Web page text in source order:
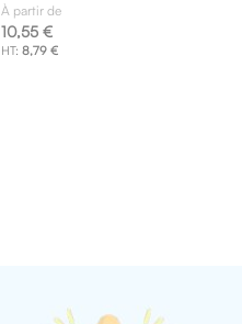
À partir de
10,55 €
8,79 €